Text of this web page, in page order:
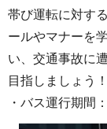
帯び運転に対す
ールやマナーを
い、交通事故に
目指しましょう！
・バス運行期間